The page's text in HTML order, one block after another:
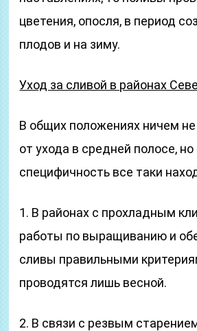
цветения, опосля, в период
плодов и на зиму.
Уход за сливой в районах
В общих положениях ничем не
от ухода в средней полосе, но
специфичность все таки
1. В районах с прохладным
работы по выращиванию и
сливы правильными
проводятся лишь весной.
2. В связи с резвым